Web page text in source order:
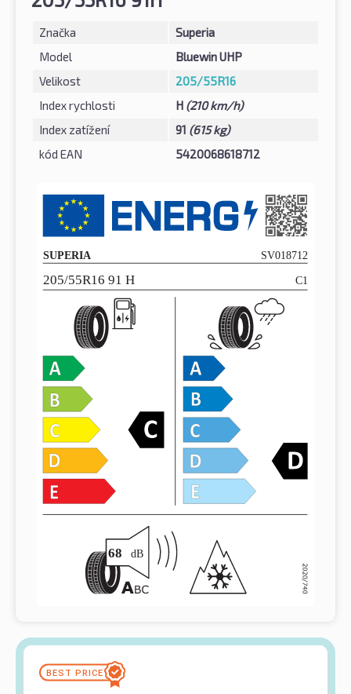
Značka
Superia
Model
Bluewin UHP
Velikost
205/55R16
Index rychlosti
H (210 km/h)
Index zatížení
91 (615 kg)
kód EAN
5420068618712